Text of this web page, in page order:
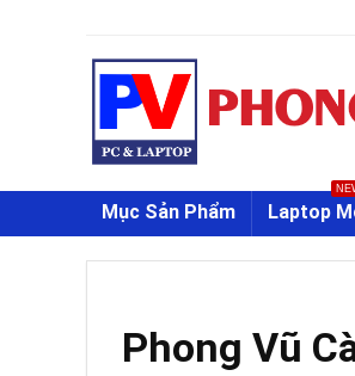
Mục Sản Phẩm Laptop
Phong Vũ